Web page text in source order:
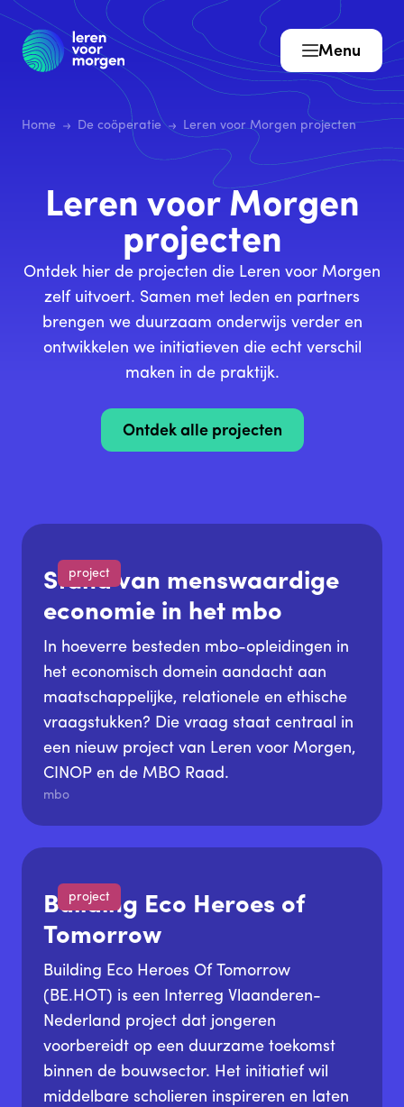
Menu
Home De coöperatie Leren voor Morgen projecten
Leren voor Morgen
projecten
Ontdek hier de projecten die Leren voor Morgen
zelf uitvoert. Samen met leden en partners
brengen we duurzaam onderwijs verder en
ontwikkelen we initiatieven die echt verschil
maken in de praktijk.
Ontdek alle projecten
project
Stand van menswaardige
economie in het mbo
In hoeverre besteden mbo-opleidingen in
het economisch domein aandacht aan
maatschappelijke, relationele en ethische
vraagstukken? Die vraag staat centraal in
een nieuw project van Leren voor Morgen,
CINOP en de MBO Raad.
mbo
project
Building Eco Heroes of
Tomorrow
Building Eco Heroes Of Tomorrow
(BE.HOT) is een Interreg Vlaanderen-
Nederland project dat jongeren
voorbereidt op een duurzame toekomst
binnen de bouwsector. Het initiatief wil
middelbare scholieren inspireren en laten